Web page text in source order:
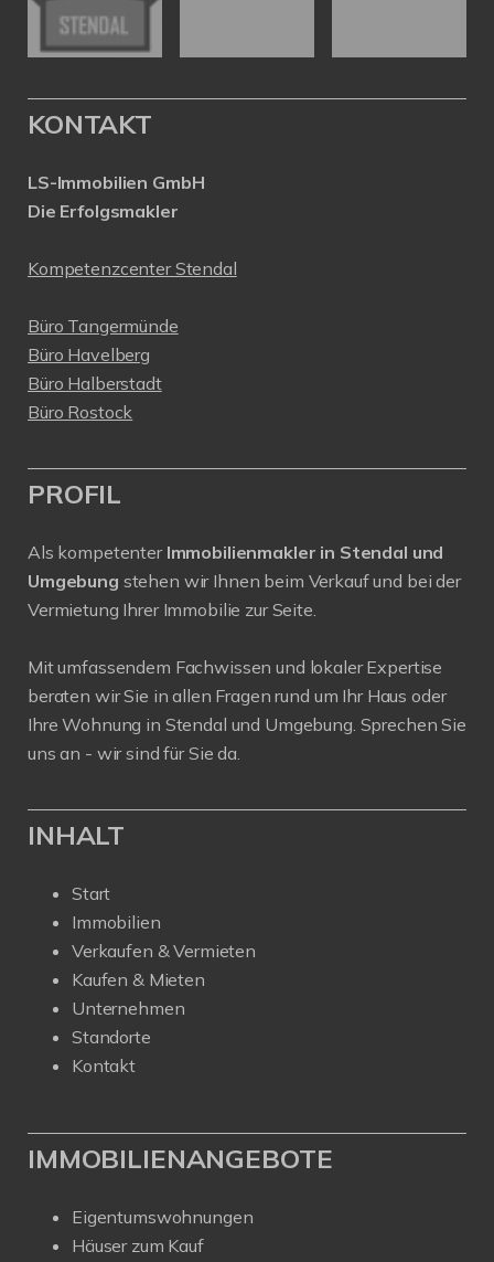
KONTAKT
LS-Immobilien GmbH
Die Erfolgsmakler
Kompetenzcenter Stendal
Büro Tangermünde
Büro Havelberg
Büro Halberstadt
Büro Rostock
PROFIL
Als kompetenter Immobilienmakler in Stendal und
Umgebung stehen wir Ihnen beim Verkauf und bei der
Vermietung Ihrer Immobilie zur Seite.
Mit umfassendem Fachwissen und lokaler Expertise
beraten wir Sie in allen Fragen rund um Ihr Haus oder
Ihre Wohnung in Stendal und Umgebung. Sprechen Sie
uns an - wir sind für Sie da.
INHALT
Start
Immobilien
Verkaufen & Vermieten
Kaufen & Mieten
Unternehmen
Standorte
Kontakt
IMMOBILIENANGEBOTE
Eigentumswohnungen
Häuser zum Kauf